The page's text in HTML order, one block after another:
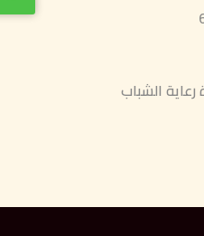
رعاية الشباب